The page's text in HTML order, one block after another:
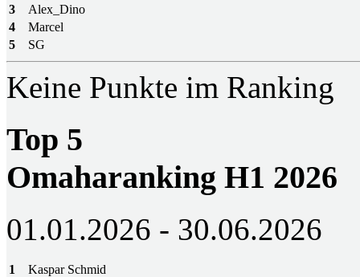
3
Alex_Dino
4
Marcel
5
SG
Keine Punkte im Ranking
Top 5
Omaharanking H1 2026
01.01.2026 - 30.06.2026
1
Kaspar Schmid